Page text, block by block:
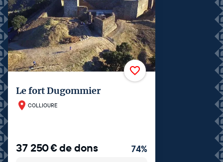
Le fort Dugommier
COLLIOURE
37 250€de dons 74%